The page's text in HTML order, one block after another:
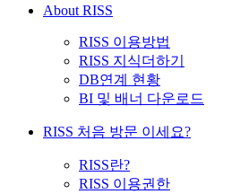
About RISS
RISS 이용방법
RISS 지식더하기
DB연계 현황
BI 및 배너 다운로드
RISS 처음 방문 이세요?
RISS란?
RISS 이용권한